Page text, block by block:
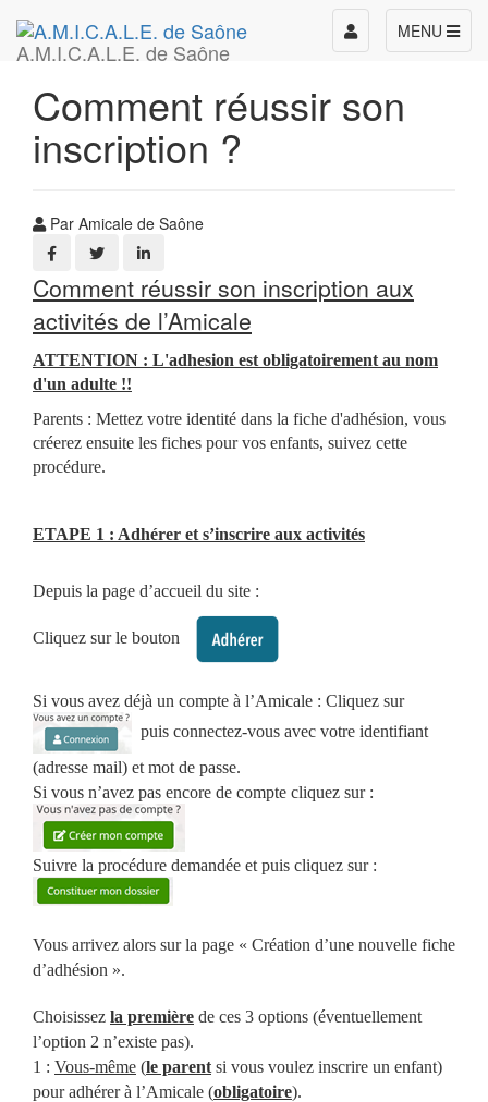
A.M.I.C.A.L.E. de Saône
MENU
Toggle
navigation
Comment réussir son
inscription ?
Par Amicale de Saône
Comment réussir son inscription aux
activités de l’Amicale
ATTENTION : L'adhesion est obligatoirement au nom
d'un adulte !!
Parents : Mettez votre identité dans la fiche d'adhésion, vous
créerez ensuite les fiches pour vos enfants, suivez cette
procédure.
ETAPE 1 : Adhérer et s’inscrire aux activités
Depuis la page d’accueil du site :
Cliquez sur le bouton
Si vous avez déjà un compte à l’Amicale : Cliquez sur
puis connectez-vous avec votre identifiant
(adresse mail) et mot de passe.
Si vous n’avez pas encore de compte cliquez sur :
Suivre la procédure demandée et puis cliquez sur :
Vous arrivez alors sur la page « Création d’une nouvelle fiche
d’adhésion ».
Choisissez la première de ces 3 options (éventuellement
l’option 2 n’existe pas).
1 : Vous-même (le parent si vous voulez inscrire un enfant)
pour adhérer à l’Amicale (obligatoire).